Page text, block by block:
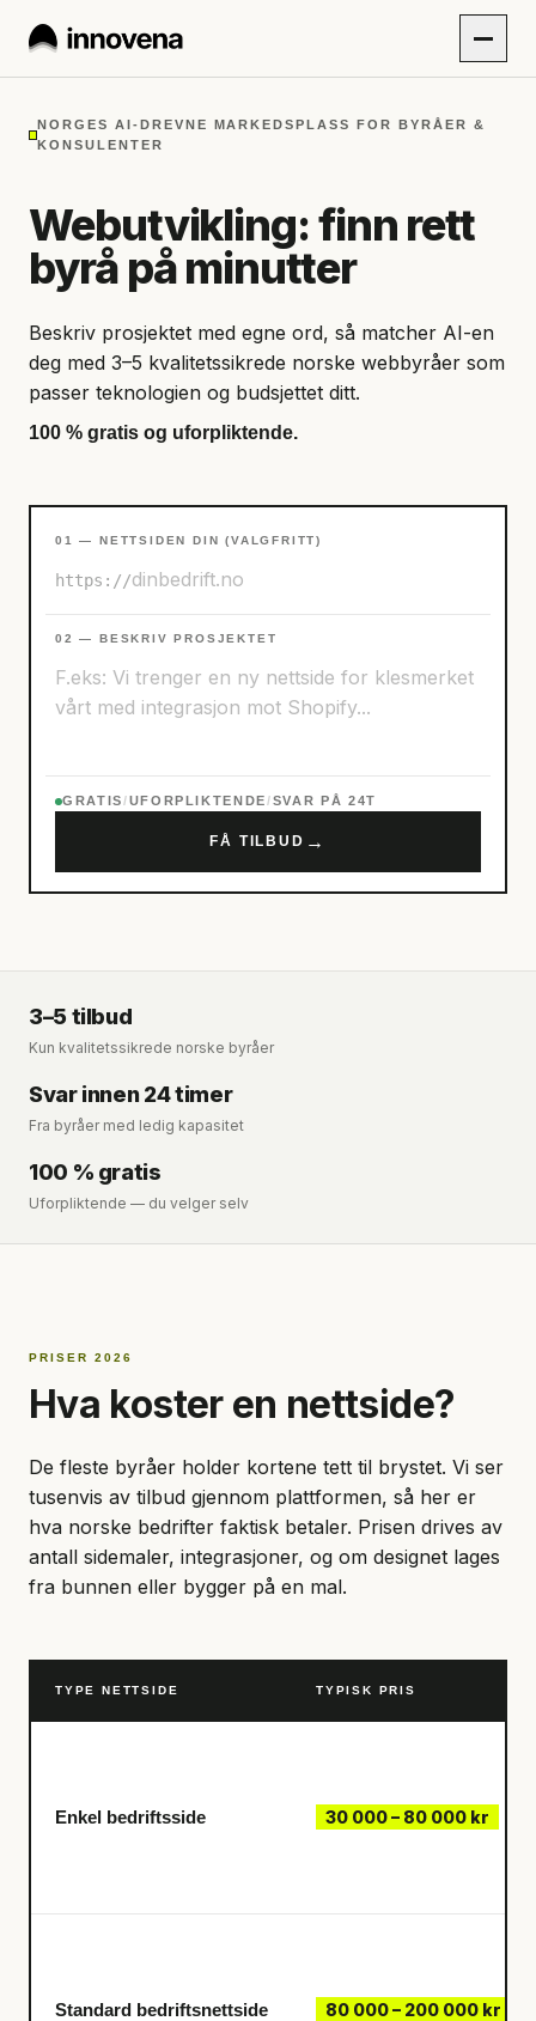
NORGES AI-DREVNE MARKEDSPLASS FOR BYRÅER &
KONSULENTER
Webutvikling: finn rett
byrå på minutter
Beskriv prosjektet med egne ord, så matcher AI-en
deg med 3–5 kvalitetssikrede norske webbyråer som
passer teknologien og budsjettet ditt.
100 % gratis og uforpliktende.
01 — NETTSIDEN DIN (VALGFRITT)
https://
02 — BESKRIV PROSJEKTET
GRATIS/UFORPLIKTENDE/SVAR PÅ 24T
FÅ TILBUD →
3–5 tilbud
Kun kvalitetssikrede norske byråer
Svar innen 24 timer
Fra byråer med ledig kapasitet
100 % gratis
Uforpliktende — du velger selv
PRISER 2026
Hva koster en nettside?
De fleste byråer holder kortene tett til brystet. Vi ser
tusenvis av tilbud gjennom plattformen, så her er
hva norske bedrifter faktisk betaler. Prisen drives av
antall sidemaler, integrasjoner, og om designet lages
fra bunnen eller bygger på en mal.
TYPE NETTSIDE TYPISK PRIS
Enkel bedriftsside 30 000 – 80 000 kr
Standard bedriftsnettside 80 000 – 200 000 kr